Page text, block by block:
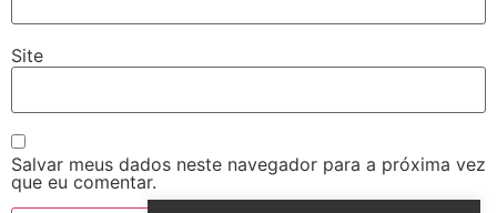
Site
Salvar meus dados neste navegador para a próxima vez
que eu comentar.